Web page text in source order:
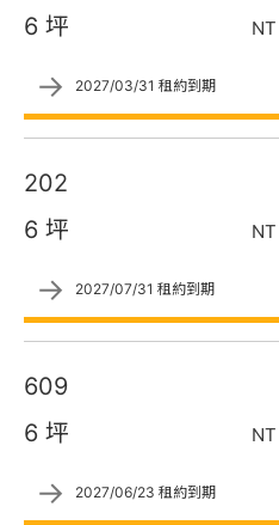
6 坪
NT
→ 2027/03/31 租約到期
202
6 坪
NT
→ 2027/07/31 租約到期
609
6 坪
NT
→ 2027/06/23 租約到期